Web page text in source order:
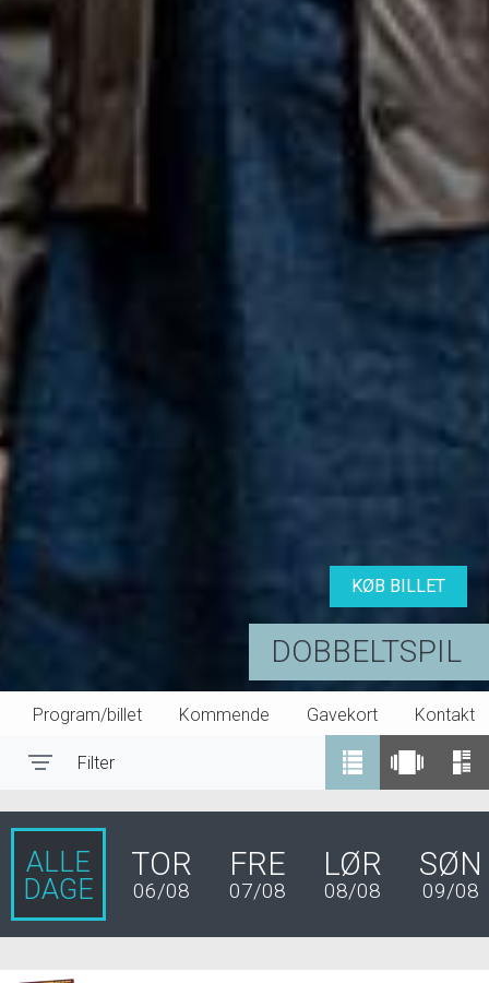
DOBBELTSPIL
KØB BILLET
Program/billet Kommende Gavekort Kontakt
Filter
ALLE
DAGE
TOR
06/08
FRE
07/08
LØR
08/08
SØN
09/08